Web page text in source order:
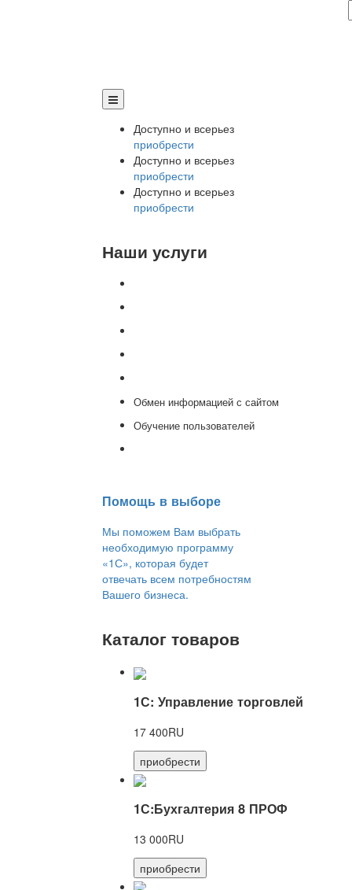
Доступно и всерьез
приобрести
Доступно и всерьез
приобрести
Доступно и всерьез
приобрести
Наши услуги
Обмен информацией с сайтом
Обучение пользователей
Помощь в выборе
Мы поможем Вам выбрать
необходимую программу
«1С», которая будет
отвечать всем потребностям
Вашего бизнеса.
Каталог товаров
1С: Управление торговлей
17 400RU
приобрести
1С:Бухгалтерия 8 ПРОФ
13 000RU
приобрести